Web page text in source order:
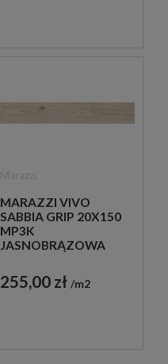
MARAZZI VIVO
SABBIA GRIP 20X150
MP3K
JASNOBRĄZOWA
ANTYPOŚLIZGOWA
IMITUJĄCA DREWNO
255,00 zł m2